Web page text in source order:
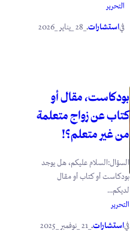
التحرير
فياستشارات.
بودكاست، مقال أو
كتاب عن زواج متعلمة
من غير متعلم؟!
السؤال:السلام عليكم، هل يوجد
بودكاست أو كتاب أو مقال
لديكم...
التحرير
فياستشارات. _21 _نوفمبر _2025